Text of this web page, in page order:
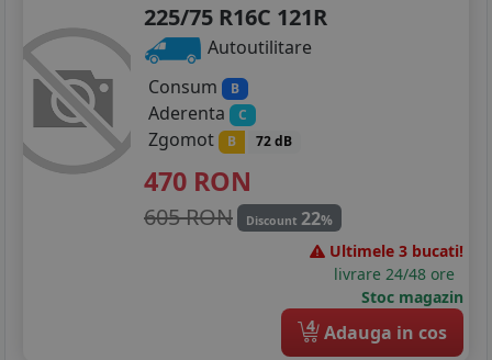
225/75 R16C 121R
Autoutilitare
Consum
B
Aderenta C
Zgomot B 72 dB
470 RON
605 RON Discount 22%
Ultimele 3 bucati!
livrare 24/48 ore
Stoc magazin
4 Adauga in cos